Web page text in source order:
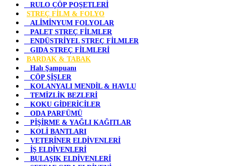
RULO ÇÖP POŞETLERİ
STREÇ FİLM & FOLYO
ALİMİNYUM FOLYOLAR
PALET STREÇ FİLMLER
ENDÜSTRİYEL STREÇ FİLMLER
GIDA STREÇ FİLMLERİ
BARDAK & TABAK
Halı Şampuanı
ÇÖP ŞİŞLER
KOLANYALI MENDİL & HAVLU
TEMİZLİK BEZLERİ
KOKU GİDERİCİLER
ODA PARFÜMÜ
PİŞİRME & YAĞLI KAĞITLAR
KOLİ BANTLARI
VETERİNER ELDİVENLERİ
İŞ ELDİVENLERİ
BULAŞIK ELDİVENLERİ